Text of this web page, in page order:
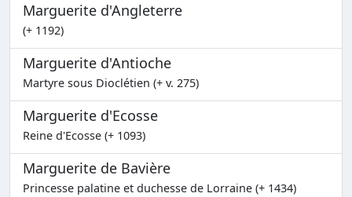
Marguerite d'Angleterre
(+ 1192)
Marguerite d'Antioche
Martyre sous Dioclétien (+ v. 275)
Marguerite d'Ecosse
Reine d'Ecosse (+ 1093)
Marguerite de Bavière
Princesse palatine et duchesse de Lorraine (+ 1434)